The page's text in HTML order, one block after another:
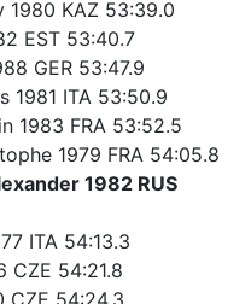
1980 KAZ 53:39.0
EST 53:40.7
GER 53:47.9
1981 ITA 53:50.9
1983 FRA 53:52.5
1979 FRA 54:05.8
1982 RUS
ITA 54:13.3
CZE 54:21.8
CZE 54:24.3